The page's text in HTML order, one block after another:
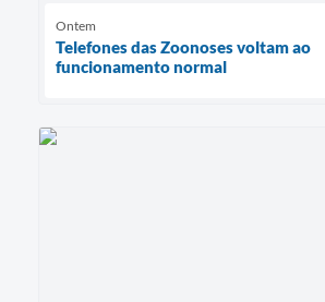
Ontem
Telefones das Zoonoses voltam ao
funcionamento normal